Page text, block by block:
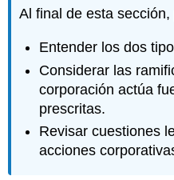
Al final de esta sección,
Entender los dos
Considerar las
corporación actúa
prescritas.
Revisar cuestiones
acciones